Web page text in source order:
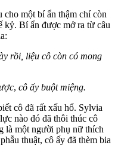
cho một bí ẩn thậm chí còn
kỷ. Bí ẩn được mở ra từ câu
rồi, liệu cô còn có mong
, cô ấy buột miệng.
cô đã rất xấu hổ. Sylvia
nào đó đã thôi thúc cô
là một người phụ nữ thích
thuật, cô ấy đã thèm bia